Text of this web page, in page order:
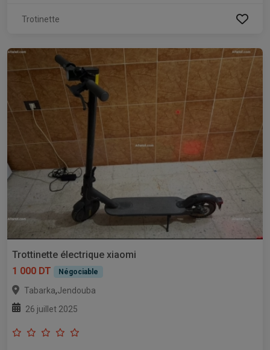
Trotinette
Trottinette électrique xiaomi
1 000 DT
Négociable
Tabarka,Jendouba
26 juillet 2025